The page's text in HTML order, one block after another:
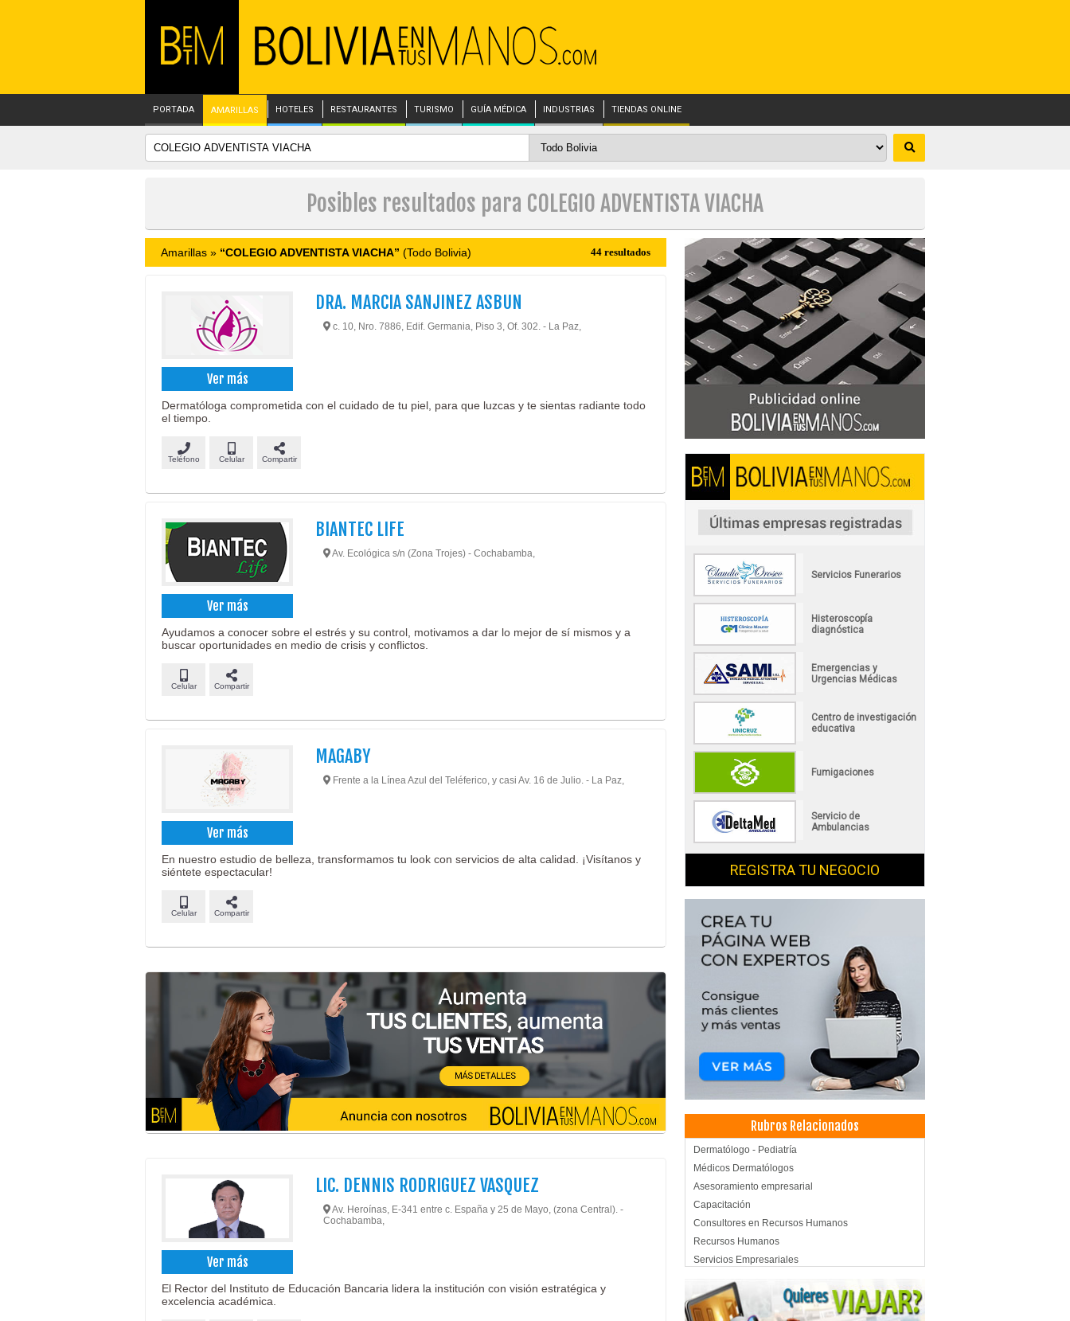
PORTADA AMARILLAS HOTELES RESTAURANTES TURISMO GUÍA MÉDICA INDUSTRIAS TIENDAS ONLINE
Posibles resultados para COLEGIO ADVENTISTA VIACHA
Amarillas » “COLEGIO ADVENTISTA VIACHA” (Todo Bolivia) 44 resultados
Ver más
DRA. MARCIA SANJINEZ ASBUN
c. 10, Nro. 7886, Edif. Germania, Piso 3, Of. 302. - La Paz,
Dermatóloga comprometida con el cuidado de tu piel, para que luzcas y te sientas radiante todo
el tiempo.
Teléfono Celular Compartir
Ver más
BIANTEC LIFE
Av. Ecológica s/n (Zona Trojes) - Cochabamba,
Ayudamos a conocer sobre el estrés y su control, motivamos a dar lo mejor de sí mismos y a
buscar oportunidades en medio de crisis y conflictos.
Celular Compartir
Ver más
MAGABY
Frente a la Línea Azul del Teléferico, y casi Av. 16 de Julio. - La Paz,
En nuestro estudio de belleza, transformamos tu look con servicios de alta calidad. ¡Visítanos y
siéntete espectacular!
Celular Compartir
Ver más
LIC. DENNIS RODRIGUEZ VASQUEZ
Av. Heroínas, E-341 entre c. España y 25 de Mayo, (zona Central). -
Cochabamba,
El Rector del Instituto de Educación Bancaria lidera la institución con visión estratégica y
excelencia académica.
Servicios Funerarios
Histeroscopía
diagnóstica
Emergencias y
Urgencias Médicas
Centro de investigación
educativa
Fumigaciones
Servicio de
Ambulancias
REGISTRA TU NEGOCIO
Rubros Relacionados
Dermatólogo - Pediatría
Médicos Dermatólogos
Asesoramiento empresarial
Capacitación
Consultores en Recursos Humanos
Recursos Humanos
Servicios Empresariales
Maquillaje
Profesionales